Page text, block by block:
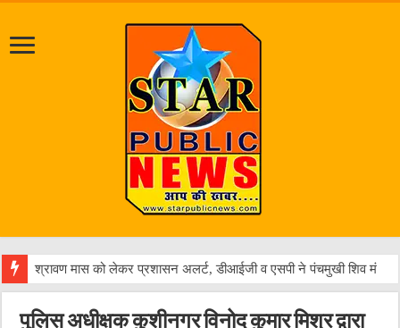
पुलिस अधीक्षक कुशीनगर विनोद कुमार मिश्र द्वारा